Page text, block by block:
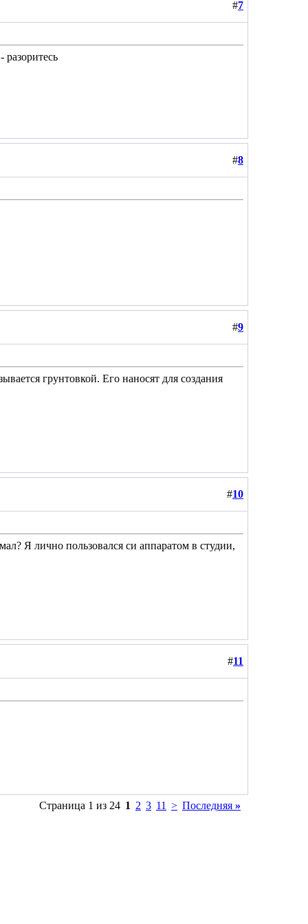
#7
#8
#9
грунтовкой. Его наносят для создания
#10
Я лично пользовался си аппаратом в студии,
#11
Страница 1 из 24 1 2 3 11 > Последняя »